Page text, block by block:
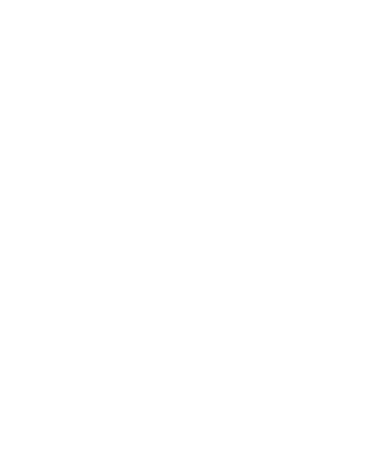
맞춰 픽업 합니다. 해당 상품은 골프장 단가이며, 차량 송영 필